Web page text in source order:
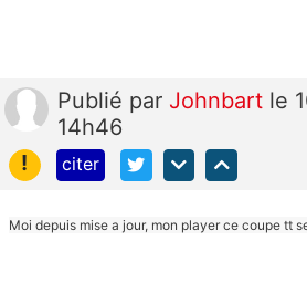
Publié par Johnbart le
14h46
!
citer
Moi depuis mise a jour, mon player ce coupe tt